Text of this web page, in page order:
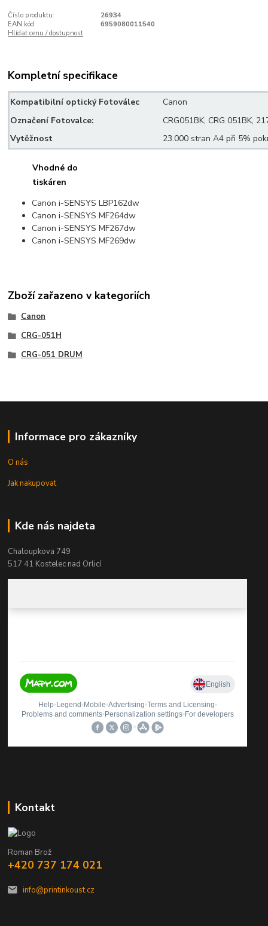
Číslo produktu:
26934
EAN kód:
6959080011540
Hlídat cenu / dostupnost
Kompletní specifikace
Kompatibilní optický Fotoválec
Canon
Označení Fotovalce:
CRG051BK, CRG 051BK,
Vytěžnost
23.000 stran A4 při 5%
Vhodné do
tiskáren
Canon i-SENSYS LBP162dw
Canon i-SENSYS MF264dw
Canon i-SENSYS MF267dw
Canon i-SENSYS MF269dw
Zboží zařazeno v kategoriích
Canon
CRG-051H
CRG-051 DRUM
Informace pro zákazníky
O nás
Jak nakupovat
Kde nás najdeta
Chaloupkova 749
517 41 Kostelec nad Orlicí
Kontakt
Roman Brož
+420 737 174 021
info@printinkoust.cz